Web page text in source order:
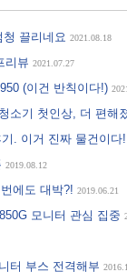
끌리네요 2021.08.18
리뷰 2021.07.27
(이건 반칙이다!)
소기 첫인상, 더 편해
기. 이거 진짜 물건이
2019.08.12
에도 대박?! 2019.06.21
모니터 관심 집중
터 부스 전격해부